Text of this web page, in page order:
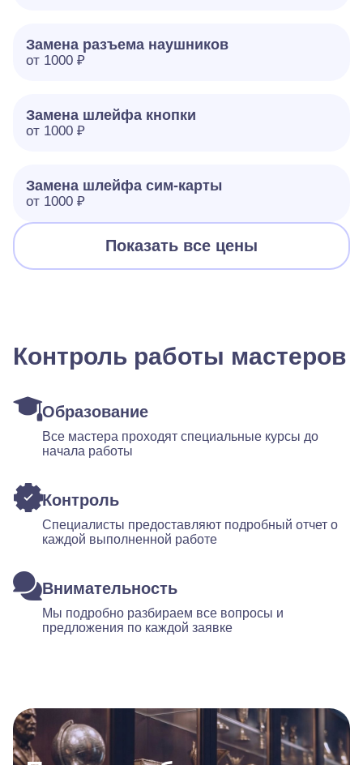
Замена разъема наушников
от 1000 ₽
Замена шлейфа кнопки
от 1000 ₽
Замена шлейфа сим-карты
от 1000 ₽
Показать все цены
Контроль работы мастеров
Образование
Все мастера проходят специальные курсы до
начала работы
Контроль
Специалисты предоставляют подробный отчет о
каждой выполненной работе
Внимательность
Мы подробно разбираем все вопросы и
предложения по каждой заявке